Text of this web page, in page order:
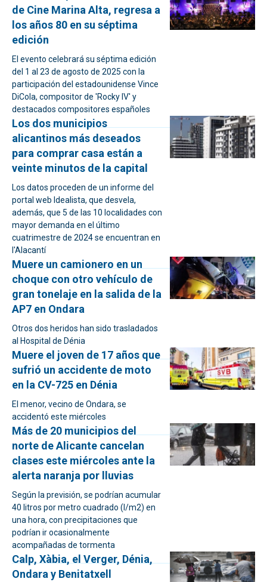
de Cine Marina Alta, regresa a
los años 80 en su séptima
edición
El evento celebrará su séptima edición
del 1 al 23 de agosto de 2025 con la
participación del estadounidense Vince
DiCola, compositor de 'Rocky IV' y
destacados compositores españoles
Los dos municipios
alicantinos más deseados
para comprar casa están a
veinte minutos de la capital
Los datos proceden de un informe del
portal web Idealista, que desvela,
además, que 5 de las 10 localidades con
mayor demanda en el último
cuatrimestre de 2024 se encuentran en
l'Alacantí
Muere un camionero en un
choque con otro vehículo de
gran tonelaje en la salida de la
AP7 en Ondara
Otros dos heridos han sido trasladados
al Hospital de Dénia
Muere el joven de 17 años que
sufrió un accidente de moto
en la CV-725 en Dénia
El menor, vecino de Ondara, se
accidentó este miércoles
Más de 20 municipios del
norte de Alicante cancelan
clases este miércoles ante la
alerta naranja por lluvias
Según la previsión, se podrían acumular
40 litros por metro cuadrado (l/m2) en
una hora, con precipitaciones que
podrían ir ocasionalmente
acompañadas de tormenta
Calp, Xàbia, el Verger, Dénia,
Ondara y Benitatxell